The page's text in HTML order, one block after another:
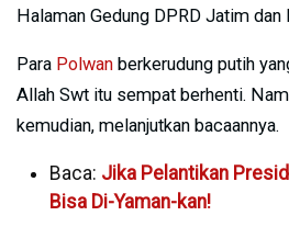
Halaman Gedung DPRD Jatim
Para Polwan berkerudung putih
Allah Swt itu sempat berhenti.
kemudian, melanjutkan bacaannya.
Baca: Jika Pelantikan
Bisa Di-Yaman-kan!